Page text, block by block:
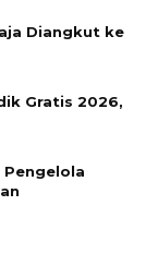
Diangkut ke
Gratis 2026,
Pengelola